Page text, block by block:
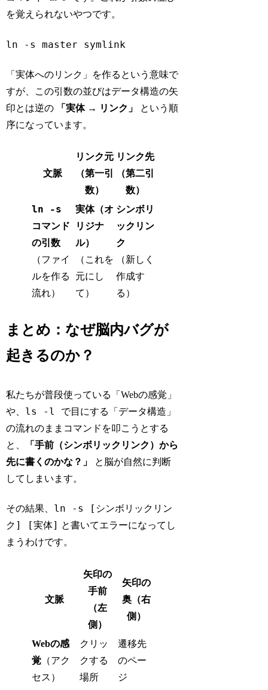
を覚えられないやつです。
ln -s master symlink
「実体へのリンク」を作るという意味で
すが、この引数の並びはデータ構造の矢
印とは逆の
「実体 → リンク」
という順
序になっています。
文脈
リンク元
（第一引
数）
リンク先
（第二引
数）
ln -s
コマンド
の引数
（ファイ
ルを作る
流れ）
実体（オ
リジナ
ル）
（これを
元にし
て）
シンボリ
ックリン
ク
（新しく
作成す
る）
まとめ：なぜ脳内バグが
起きるのか？
私たちが普段使っている「Webの感覚」
や、 ls -l
で目にする「データ構造」
の流れのままコマンドを叩こうとする
と、
「手前（シンボリックリンク）から
先に書くのかな？」
と脳が自然に判断
してしまいます。
その結果、 ln -s [シンボリックリン
ク] [実体]
と書いてエラーになってし
まうわけです。
文脈
矢印の
手前
（左
側）
矢印の
奥（右
側）
Webの感
覚 （アク
セス）
クリッ
クする
場所
遷移先
のペー
ジ